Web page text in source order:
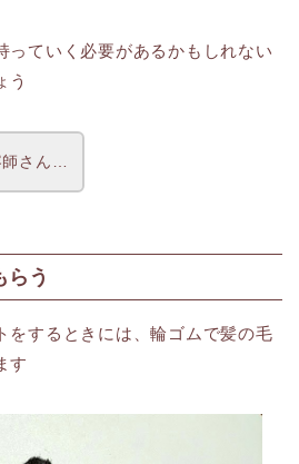
っていく必要があるかもしれない
う
さん…
らう
をするときには、輪ゴムで髪の毛
す